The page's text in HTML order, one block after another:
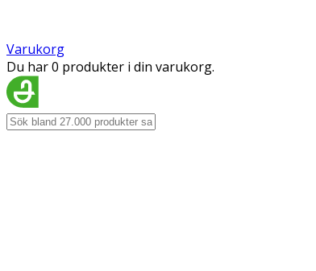
Varukorg
Du har 0 produkter i din varukorg.